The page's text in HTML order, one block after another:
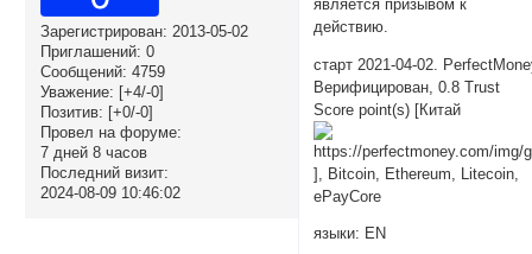
Зарегистрирован: 2013-05-02
Приглашений: 0
Сообщений: 4759
Уважение: [+4/-0]
Позитив: [+0/-0]
Провел на форуме:
7 дней 8 часов
Последний визит:
2024-08-09 10:46:02
является призывом к
действию.
старт 2021-04-02.
Верифицирован, 0.8 Trust
Score point(s) [Китай
], Bitcoin, Ethereum, Litecoin,
ePayCore
языки: EN